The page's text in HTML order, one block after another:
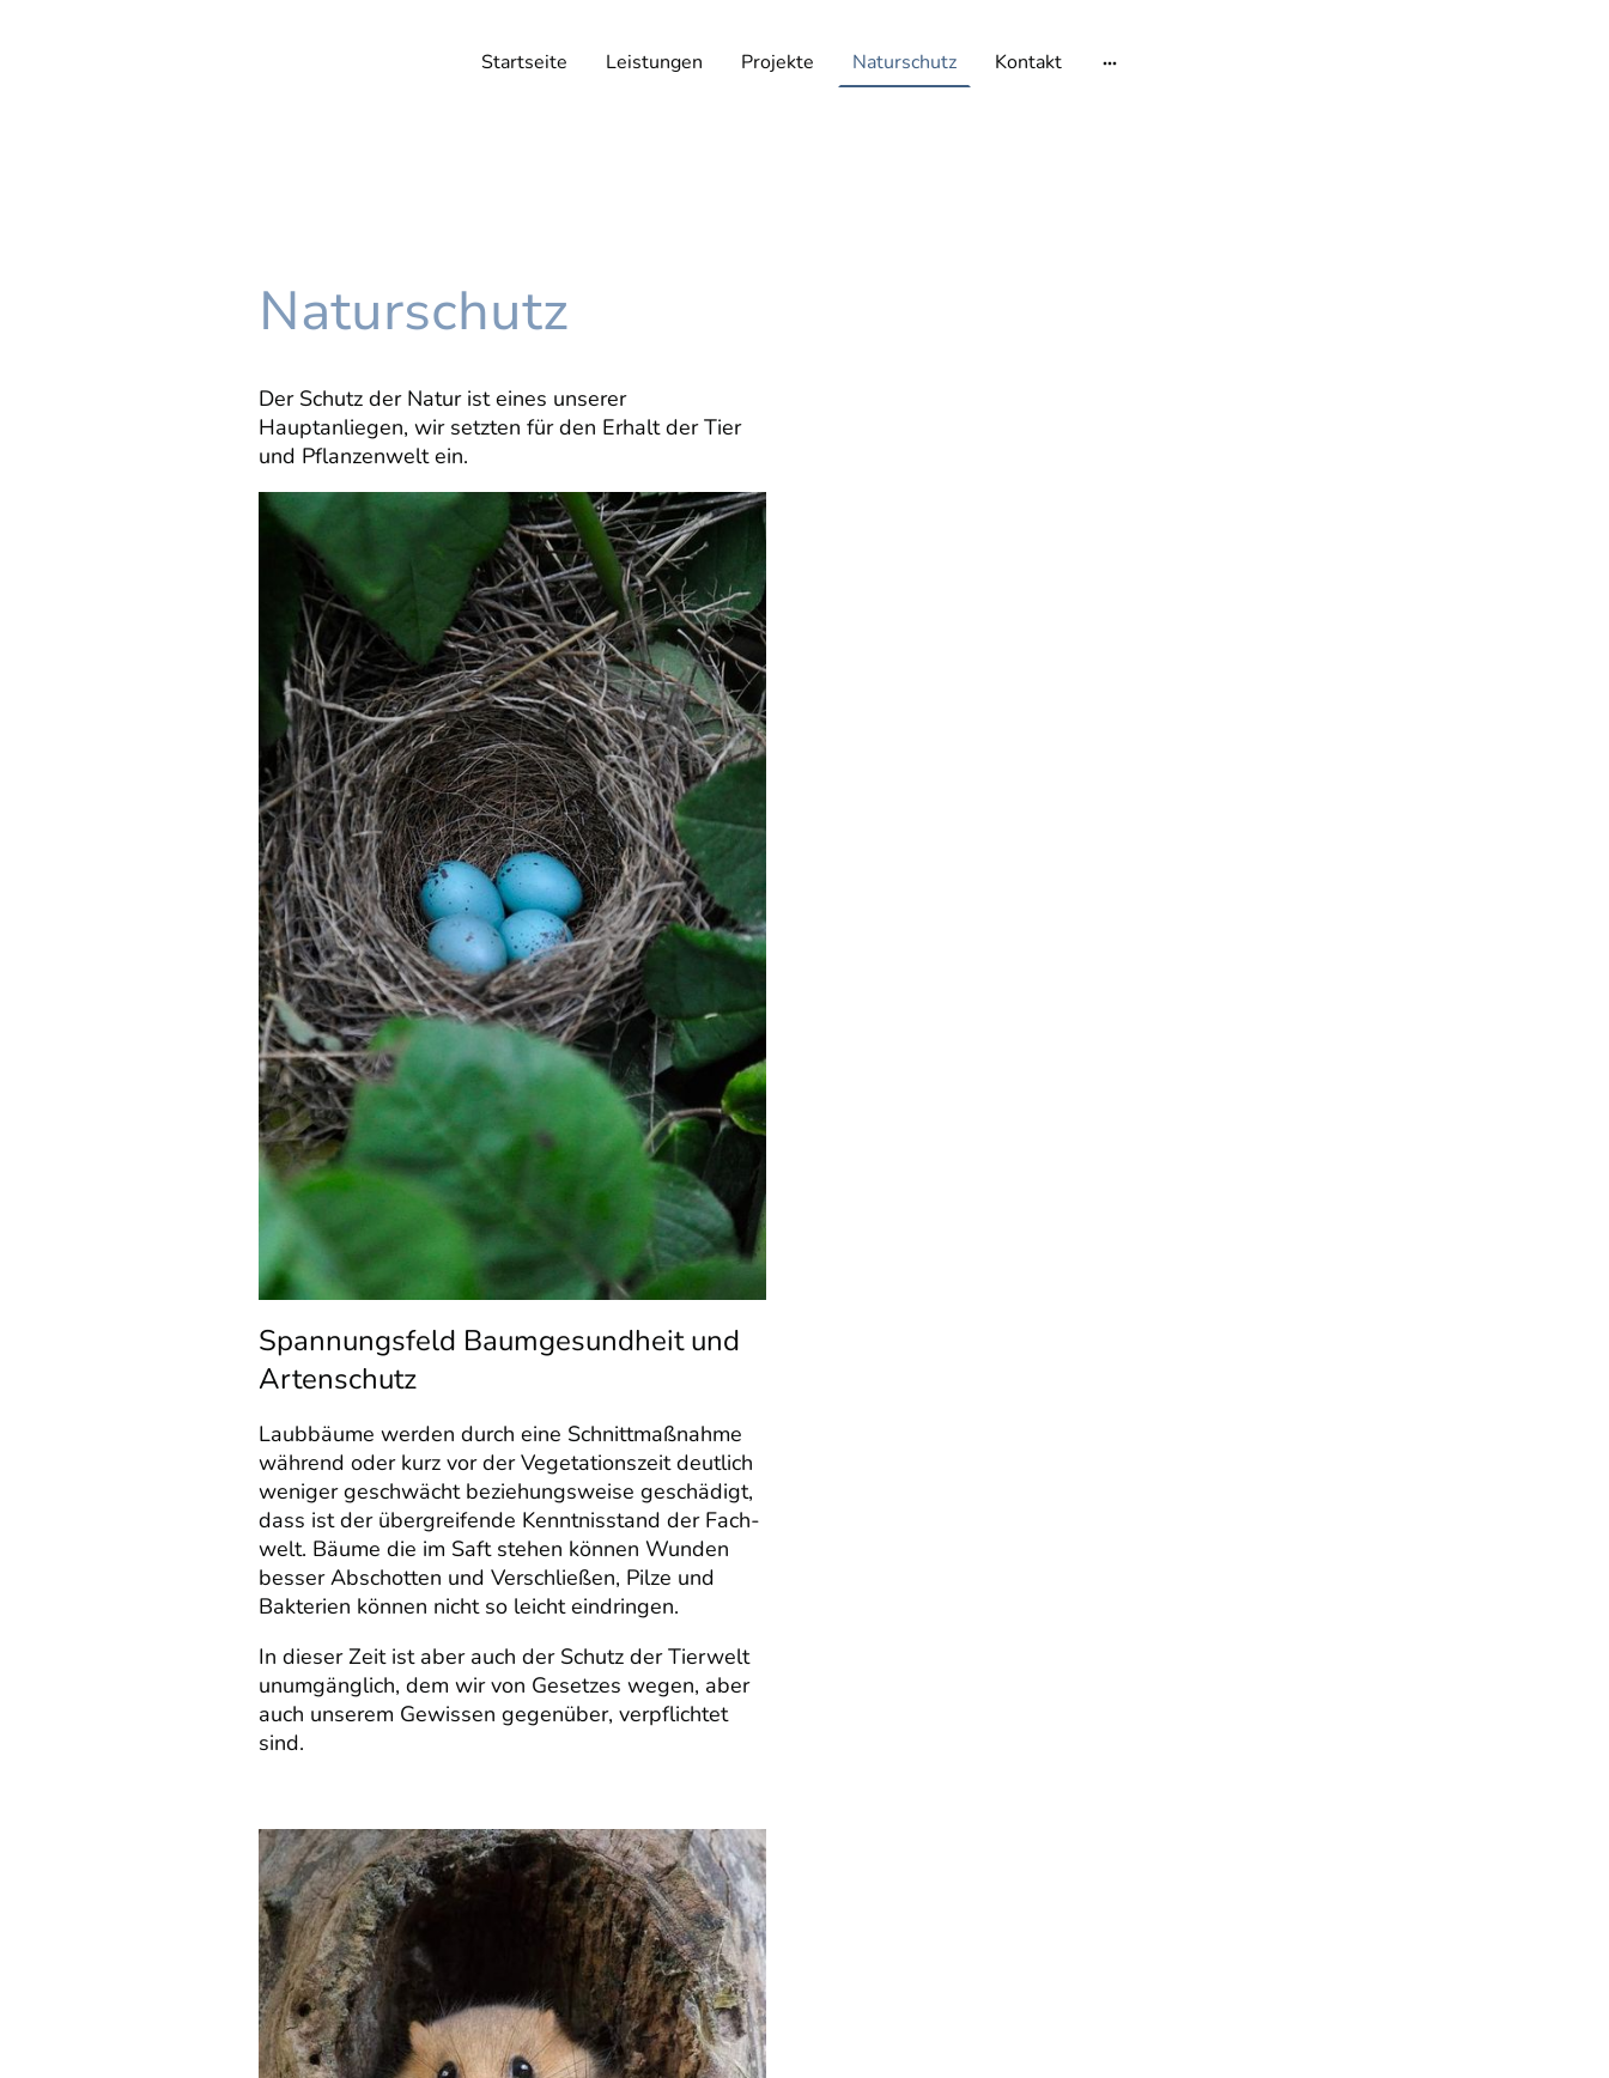
Startseite Leistungen Projekte Naturschutz Kontakt
Naturschutz
Der Schutz der Natur ist eines unserer
Hauptanliegen, wir setzten für den Erhalt der Tier
und Pflanzenwelt ein.
Spannungsfeld Baumgesundheit und
Artenschutz
Laubbäume werden durch eine Schnittmaßnahme
während oder kurz vor der Vegetationszeit deutlich
weniger geschwächt beziehungsweise geschädigt,
dass ist der übergreifende Kenntnisstand der Fach-
welt. Bäume die im Saft stehen können Wunden
besser Abschotten und Verschließen, Pilze und
Bakterien können nicht so leicht eindringen.
In dieser Zeit ist aber auch der Schutz der Tierwelt
unumgänglich, dem wir von Gesetzes wegen, aber
auch unserem Gewissen gegenüber, verpflichtet
sind.